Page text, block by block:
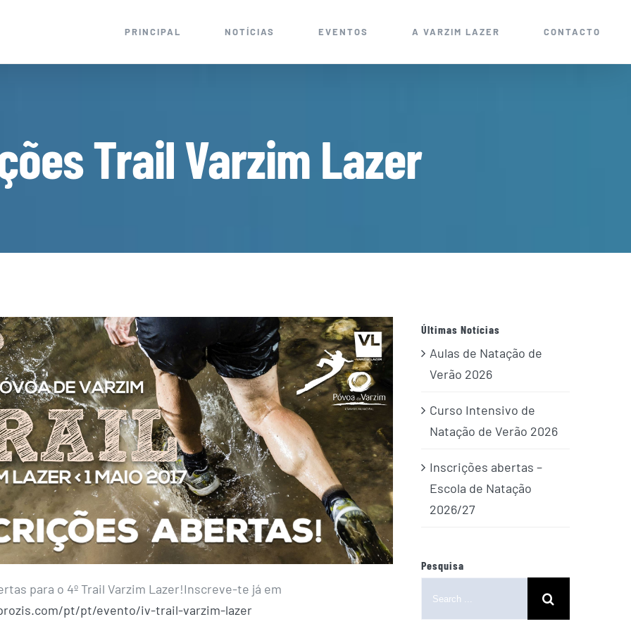
PRINCIPAL NOTÍCIAS EVENTOS A VARZIM LAZER CONTACTO
Trail Varzim Lazer
para o 4º Trail Varzim Lazer!Inscreve-te já em
pt/pt/evento/iv-trail-varzim-lazer
Últimas Notícias
Aulas de Natação de
Verão 2026
Curso Intensivo de
Natação de Verão 2026
Inscrições abertas –
Escola de Natação
2026/27
Pesquisa